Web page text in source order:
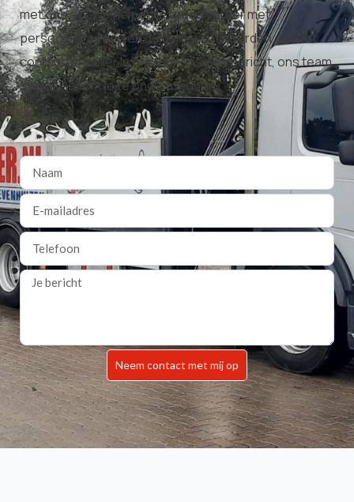
met ons op! We helpen je graag verder met
persoonlijk advies en duidelijke antwoorden. Vul het
contactformulier in of stuur ons een bericht, ons team
staat klaar om je te ondersteunen.
Neem contact met mij op